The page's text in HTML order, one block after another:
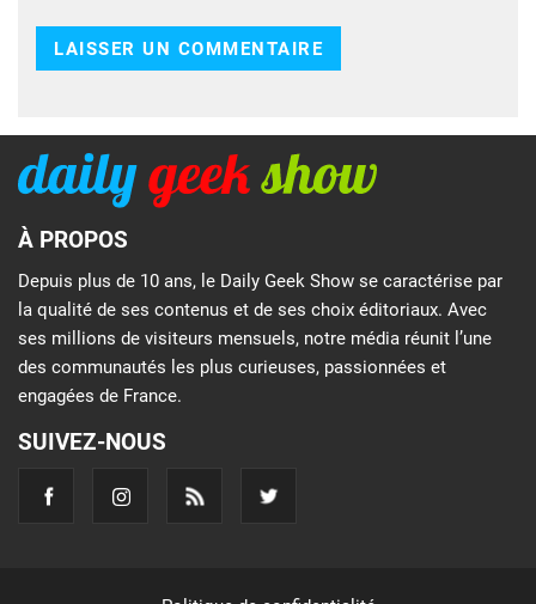
À PROPOS
Depuis plus de 10 ans, le Daily Geek Show se caractérise par
la qualité de ses contenus et de ses choix éditoriaux. Avec
ses millions de visiteurs mensuels, notre média réunit l’une
des communautés les plus curieuses, passionnées et
engagées de France.
SUIVEZ-NOUS